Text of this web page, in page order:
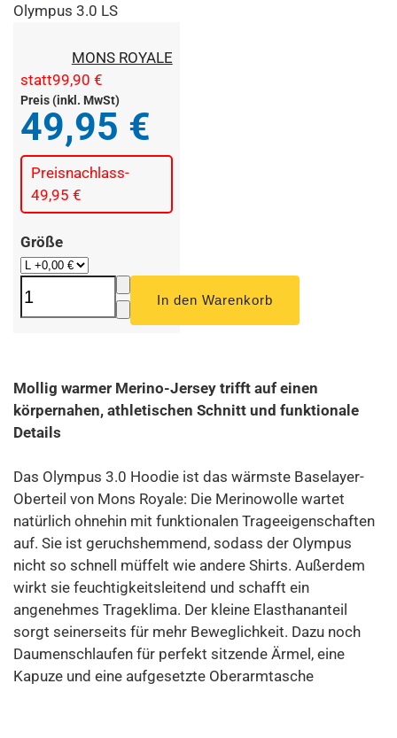
Olympus 3.0 LS
MONS ROYALE
statt99,90 €
Preis (inkl. MwSt)
49,95 €
Preisnachlass-
49,95 €
Größe
Mollig warmer Merino-Jersey trifft auf einen
körpernahen, athletischen Schnitt und funktionale
Details
Das Olympus 3.0 Hoodie ist das wärmste Baselayer-
Oberteil von Mons Royale: Die Merinowolle wartet
natürlich ohnehin mit funktionalen Trageeigenschaften
auf. Sie ist geruchshemmend, sodass der Olympus
nicht so schnell müffelt wie andere Shirts. Außerdem
wirkt sie feuchtigkeitsleitend und schafft ein
angenehmes Trageklima. Der kleine Elasthananteil
sorgt seinerseits für mehr Beweglichkeit. Dazu noch
Daumenschlaufen für perfekt sitzende Ärmel, eine
Kapuze und eine aufgesetzte Oberarmtasche